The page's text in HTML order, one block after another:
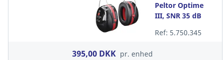
Peltor Optime
III, SNR 35 dB
Ref: 5.750.345
395,00 DKK pr. enhed